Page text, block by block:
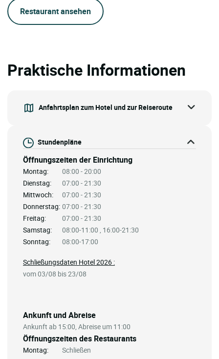
Restaurant ansehen
Praktische Informationen
Anfahrtsplan zum Hotel und zur Reiseroute
Stundenpläne
Öffnungszeiten der Einrichtung
Montag:
08:00 - 20:00
Dienstag:
07:00 - 21:30
Mittwoch:
07:00 - 21:30
Donnerstag: 07:00 - 21:30
Freitag:
07:00 - 21:30
Samstag:
08:00-11:00 , 16:00-21:30
Sonntag:
08:00-17:00
Ankunft und Abreise
Ankunft ab 15:00, Abreise um 11:00
Öffnungszeiten des Restaurants
Montag:
Schließen
Schließungsdaten Hotel 2026 :
vom 03/08 bis 23/08